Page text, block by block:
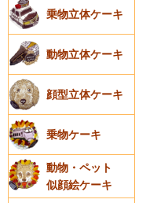
乗物立体ケーキ
動物立体ケーキ
顔型立体ケーキ
乗物ケーキ
動物・ペット
似顔絵ケーキ